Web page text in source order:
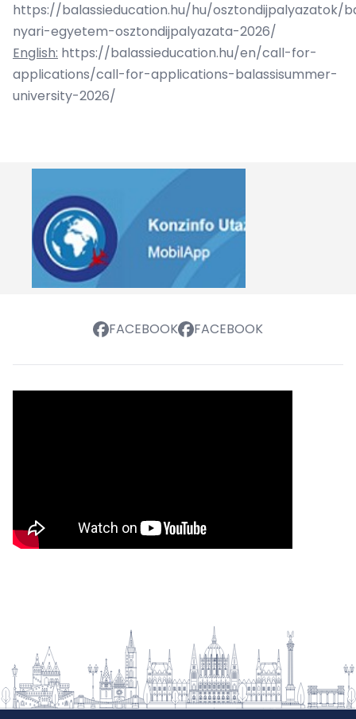
https://balassieducation.hu/hu/osztondijpalyazatok/
nyari-egyetem-osztondijpalyazata-2026/
English: https://balassieducation.hu/en/call-for-
applications/call-for-applications-balassisummer-
university-2026/
FACEBOOK FACEBOOK